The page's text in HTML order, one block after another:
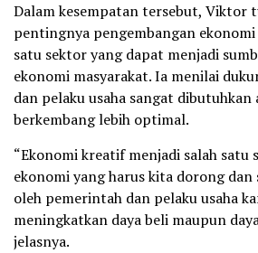
Dalam kesempatan tersebut, Viktor
pentingnya pengembangan
satu sektor yang dapat menjadi
ekonomi masyarakat. Ia menilai
dan pelaku usaha sangat
berkembang lebih optimal.
“Ekonomi kreatif menjadi salah satu
ekonomi yang harus kita dorong
oleh pemerintah dan pelaku usaha
meningkatkan daya beli maupun
jelasnya.